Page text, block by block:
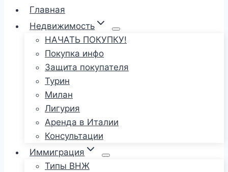
Главная
Недвижимость
НАЧАТЬ ПОКУПКУ!
Покупка инфо
Защита покупателя
Турин
Милан
Лигурия
Аренда в Италии
Консультации
Иммиграция
Типы ВНЖ